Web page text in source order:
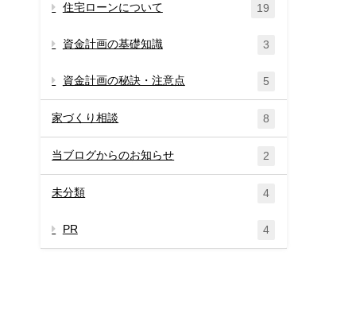
住宅ローンについて 19
資金計画の基礎知識 3
資金計画の秘訣・注意点 5
家づくり相談 8
当ブログからのお知らせ 2
未分類 4
PR 4